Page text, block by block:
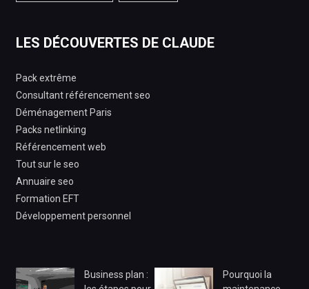
LES DÉCOUVERTES DE CLAUDE
Pack extrême
Consultant référencement seo
Déménagement Paris
Packs netlinking
Référencement web
Tout sur le seo
Annuaire seo
Formation EFT
Développement personnel
Business plan :
Pourquoi la